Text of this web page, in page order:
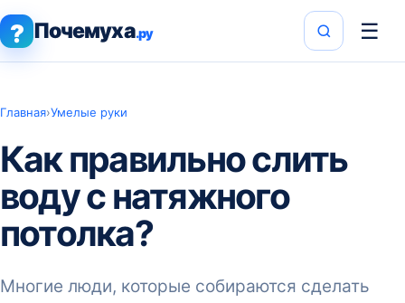
? Почемуха.ру ☰
Главная›Умелые руки
Как правильно слить
воду с натяжного
потолка?
Многие люди, которые собираются сделать